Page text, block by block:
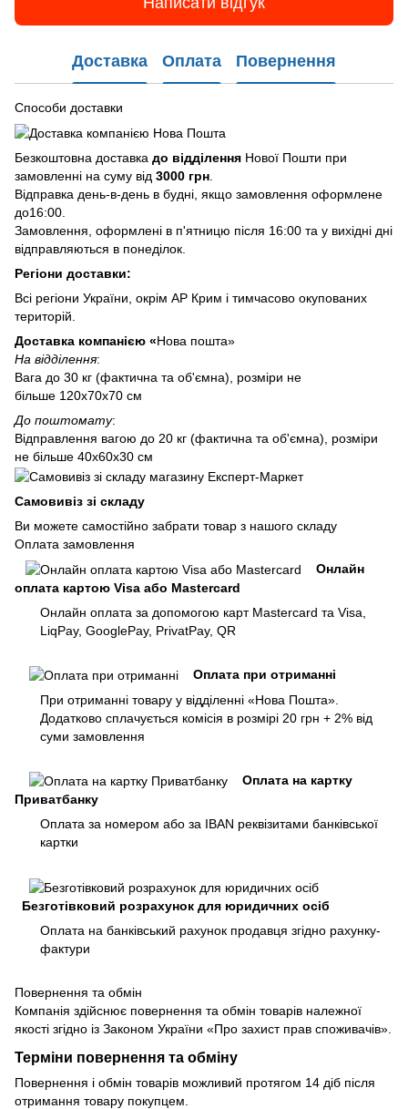
Доставка Оплата Повернення
Способи доставки
Безкоштовна доставка до відділення Нової Пошти при
замовленні на суму від 3000 грн.
Відправка день-в-день в будні, якщо замовлення оформлене
до16:00.
Замовлення, оформлені в п'ятницю після 16:00 та у вихідні дні
відправляються в понеділок.
Регіони доставки:
Всі регіони України, окрім АР Крим і тимчасово окупованих
територій.
Доставка компанією «Нова пошта»
На відділення:
Вага до 30 кг (фактична та об'ємна), розміри не
більше 120х70х70 см
До поштомату:
Відправлення вагою до 20 кг (фактична та об'ємна), розміри
не більше 40х60х30 см
Самовивіз зі складу
Ви можете самостійно забрати товар з нашого складу
Оплата замовлення
Онлайн
оплата картою Visa або Mastercard
Онлайн оплата за допомогою карт Mastercard та Visa,
LiqPay, GooglePay, PrivatPay, QR
Оплата при отриманні
При отриманні товару у відділенні «Нова Пошта».
Додатково сплачується комісія в розмірі 20 грн + 2% від
суми замовлення
Оплата на картку
Приватбанку
Оплата за номером або за IBAN реквізитами банківської
картки
Безготівковий розрахунок для юридичних осіб
Оплата на банківський рахунок продавця згідно рахунку-
фактури
Повернення та обмін
Компанія здійснює повернення та обмін товарів належної
якості згідно із Законом України «Про захист прав споживачів».
Терміни повернення та обміну
Повернення і обмін товарів можливий протягом 14 діб після
отримання товару покупцем.